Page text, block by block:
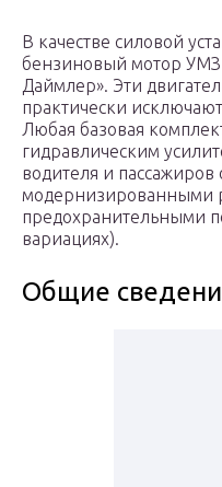
В качестве силовой
бензиновый мотор УМЗ
Даймлер». Эти
практически
Любая базовая
гидравлическим
водителя и пассажиров
модернизированными
предохранительными
вариациях).
Общие